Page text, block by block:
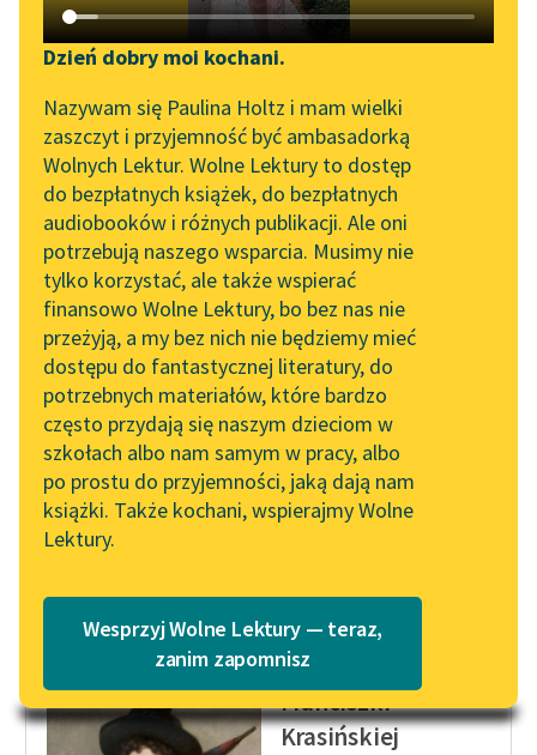
Katalog DAISY
Podkasty o książkach
Zgłoś brak utworu
Aktualności
Spotkanie z Katarzyną
Tunkiel w Oslo
Wolne Lektury na 32.
Pol’and’Rock Festivalu
„Kochanek Lady
Chatterley” do słuchania
na Wolnych Lekturach
Nowy audiobook –
„Marzenie o Oriencie”
Sophie Elkan
Kolekcja Nadwyraz.com x
Wolne Lektury – idealna na
Lektury szkolne i klasyka
literatury do słuchania dla
Narzędzia
Mapa Wolnych Lektur
Leśmianator
Przewodnik dla piszących i
czytających
API
OAI-PMH
Widget Wolnych Lektur
Przypisy
Katalog w formacie PDF
Dzień dobry moi kochani.
Nazywam się Paulina Holtz i mam wielki
zaszczyt i przyjemność być ambasadorką
Wolnych Lektur. Wolne Lektury to dostęp
do bezpłatnych książek, do bezpłatnych
audiobooków i różnych publikacji. Ale oni
potrzebują naszego wsparcia. Musimy nie
tylko korzystać, ale także wspierać
finansowo Wolne Lektury, bo bez nas nie
przeżyją, a my bez nich nie będziemy mieć
dostępu do fantastycznej literatury, do
potrzebnych materiałów, które bardzo
często przydają się naszym dzieciom w
szkołach albo nam samym w pracy, albo
po prostu do przyjemności, jaką dają nam
książki. Także kochani, wspierajmy Wolne
Lektury.
Wesprzyj Wolne Lektury — teraz,
zanim zapomnisz
Klementyna z Tańskich
Hoffmanowa
Dziennik
Franciszki
Krasińskiej
Pan wojewoda
Świdziński z takim o
niej uniesieniem pisał, z
taką wdzięcznością, że
się aż...
Czytaj więcej
Klementyna z Tańskich
Hoffmanowa
Dziennik
Franciszki
Krasińskiej